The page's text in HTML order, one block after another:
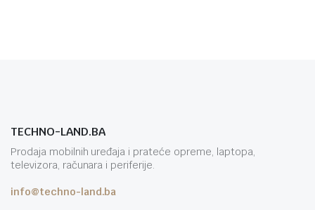
TECHNO-LAND.BA
Prodaja mobilnih uređaja i prateće opreme, laptopa,
televizora, računara i periferije.
info@techno-land.ba